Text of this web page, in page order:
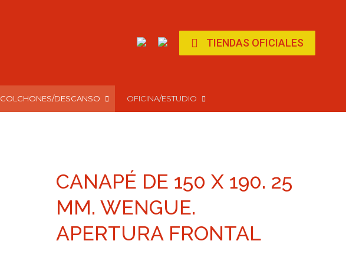
in
TIENDAS OFICIALES
COLCHONES/DESCANSO OFICINA/ESTUDIO
CANAPÉ DE 150 X 190. 25
MM. WENGUE.
APERTURA FRONTAL